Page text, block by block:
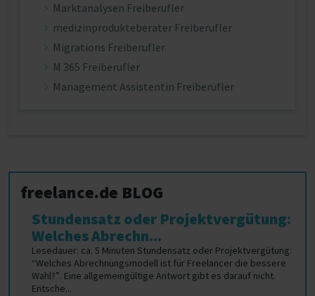
Marktanalysen Freiberufler
medizinprodukteberater Freiberufler
Migrations Freiberufler
M 365 Freiberufler
Management Assistentin Freiberufler
freelance.de BLOG
Stundensatz oder Projektvergütung:
Welches Abrechn...
Lesedauer: ca. 5 Minuten Stundensatz oder Projektvergütung:
“Welches Abrechnungsmodell ist für Freelancer die bessere
Wahl?”. Eine allgemeingültige Antwort gibt es darauf nicht.
Entsche...